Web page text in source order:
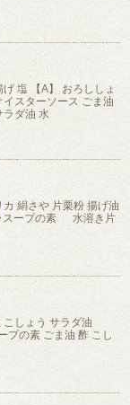
塩 【A】 おろししょ
スターソース ごま油
ダ油 水
絹さや 片栗粉 揚げ油
スープの素 水溶き片
しょう サラダ油
プの素 ごま油 酢 こし